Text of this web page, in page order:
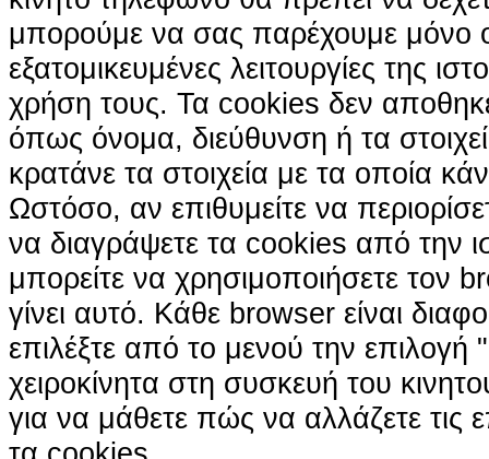
μπορούμε να σας παρέχουμε μόνο
εξατομικευμένες λειτουργίες της
χρήση τους. Τα cookies δεν
όπως όνομα, διεύθυνση ή τα
κρατάνε τα στοιχεία με τα οποία
Ωστόσο, αν επιθυμείτε να
να διαγράψετε τα cookies από την
μπορείτε να χρησιμοποιήσετε τον
γίνει αυτό. Κάθε browser είναι
επιλέξτε από το μενού την επιλογή
χειροκίνητα στη συσκευή του
για να μάθετε πώς να αλλάζετε τις